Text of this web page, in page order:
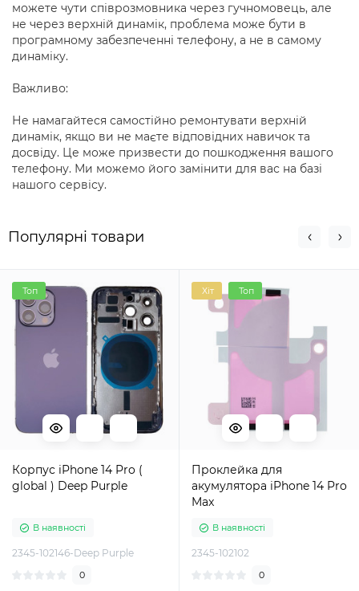
можете чути співрозмовника через гучномовець, але
не через верхній динамік, проблема може бути в
програмному забезпеченні телефону, а не в самому
динаміку.
Важливо:
Не намагайтеся самостійно ремонтувати верхній
динамік, якщо ви не маєте відповідних навичок та
досвіду. Це може призвести до пошкодження вашого
телефону. Ми можемо його замінити для вас на базі
нашого сервісу.
Популярні товари
Топ
Корпус iPhone 14 Pro (
global ) Deep Purple
В наявності
2345-102146-Deep Purple
0
Хіт Топ
Проклейка для
акумулятора iPhone 14 Pro
Max
В наявності
2345-102102
0